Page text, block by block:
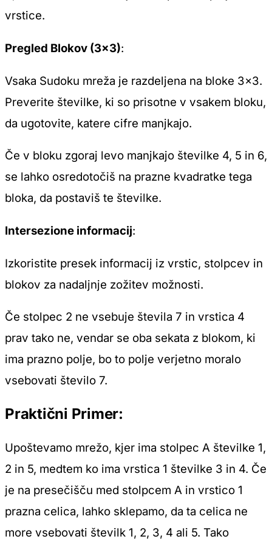
vrstice.
Pregled Blokov (3×3):
Vsaka Sudoku mreža je razdeljena na bloke 3×3.
Preverite številke, ki so prisotne v vsakem bloku,
da ugotovite, katere cifre manjkajo.
Če v bloku zgoraj levo manjkajo številke 4, 5 in 6,
se lahko osredotočiš na prazne kvadratke tega
bloka, da postaviš te številke.
Intersezione informacij:
Izkoristite presek informacij iz vrstic, stolpcev in
blokov za nadaljnje zožitev možnosti.
Če stolpec 2 ne vsebuje števila 7 in vrstica 4
prav tako ne, vendar se oba sekata z blokom, ki
ima prazno polje, bo to polje verjetno moralo
vsebovati število 7.
Praktični Primer:
Upoštevamo mrežo, kjer ima stolpec A številke 1,
2 in 5, medtem ko ima vrstica 1 številke 3 in 4. Če
je na presečišču med stolpcem A in vrstico 1
prazna celica, lahko sklepamo, da ta celica ne
more vsebovati številk 1, 2, 3, 4 ali 5. Tako